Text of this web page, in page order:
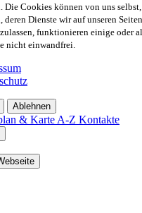
Die Cookies können von uns
deren Dienste wir auf unseren
funktionieren einige oder
nicht einwandfrei.
Ablehnen
& Karte A-Z Kontakte